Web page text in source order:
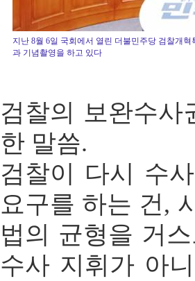
지난 8월 6일 국회에서 열린 더불민주당 검찰개
과 기념촬영을 하고 있다
검찰의 보완수
한 말씀.
검찰이 다시 수
요구를 하는 건,
법의 균형을 거
수사 지휘가 아